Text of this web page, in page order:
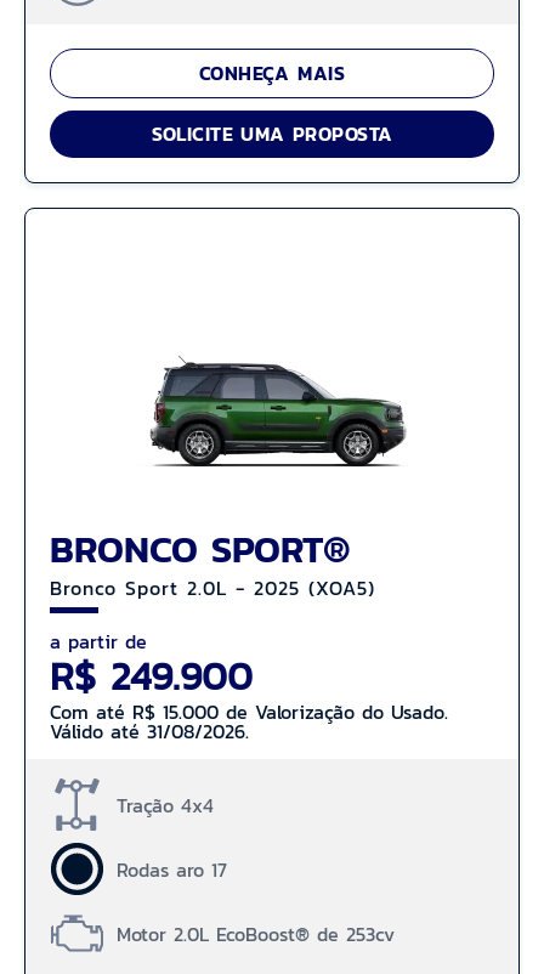
CONHEÇA MAIS
SOLICITE UMA PROPOSTA
BRONCO SPORT®
Bronco Sport 2.0L - 2025 (XOA5)
a partir de
R$ 249.900
Com até R$ 15.000 de Valorização do Usado.
Válido até 31/08/2026.
Tração 4x4
Rodas aro 17
Motor 2.0L EcoBoost® de 253cv